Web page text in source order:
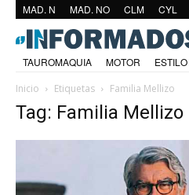
MAD. N MAD. NO CLM CYL
TAUROMAQUIA MOTOR
Inicio
Etiquetas Familia Mellizo
Tag: Familia Mellizo